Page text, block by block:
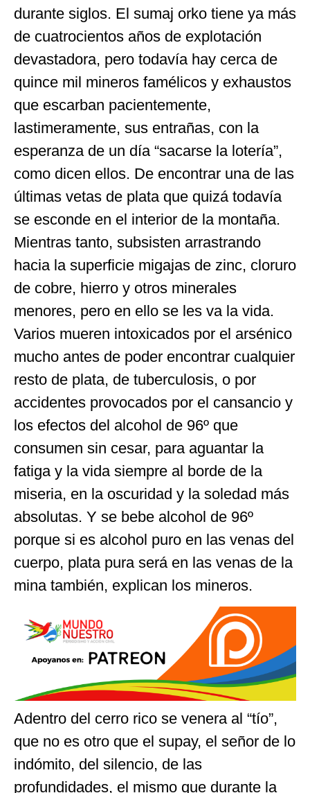
durante siglos. El sumaj orko tiene ya más
de cuatrocientos años de explotación
devastadora, pero todavía hay cerca de
quince mil mineros famélicos y exhaustos
que escarban pacientemente,
lastimeramente, sus entrañas, con la
esperanza de un día “sacarse la lotería”,
como dicen ellos. De encontrar una de las
últimas vetas de plata que quizá todavía
se esconde en el interior de la montaña.
Mientras tanto, subsisten arrastrando
hacia la superficie migajas de zinc, cloruro
de cobre, hierro y otros minerales
menores, pero en ello se les va la vida.
Varios mueren intoxicados por el arsénico
mucho antes de poder encontrar cualquier
resto de plata, de tuberculosis, o por
accidentes provocados por el cansancio y
los efectos del alcohol de 96º que
consumen sin cesar, para aguantar la
fatiga y la vida siempre al borde de la
miseria, en la oscuridad y la soledad más
absolutas. Y se bebe alcohol de 96º
porque si es alcohol puro en las venas del
cuerpo, plata pura será en las venas de la
mina también, explican los mineros.
Adentro del cerro rico se venera al “tío”,
que no es otro que el supay, el señor de lo
indómito, del silencio, de las
profundidades, el mismo que durante la